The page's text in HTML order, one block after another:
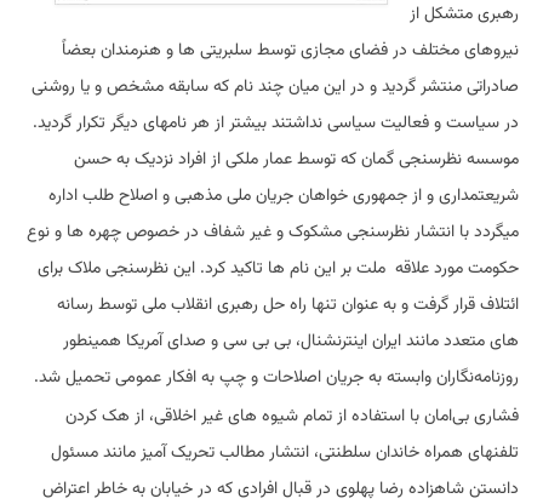
رهبری متشکل از
نیروهای مختلف در فضای مجازی توسط سلبریتی ها و هنرمندان بعضاً
صادراتی منتشر گردید و در این میان چند نام که سابقه مشخص و یا روشنی
در سیاست و فعالیت سیاسی نداشتند بیشتر از هر نامهای دیگر تکرار گردید.
موسسه نظرسنجی گمان که توسط عمار ملکی از افراد نزدیک به حسن
شریعتمداری و از جمهوری خواهان جریان ملی مذهبی و اصلاح طلب اداره
میگردد با انتشار نظرسنجی مشکوک و غیر شفاف در خصوص چهره ها و نوع
حکومت مورد علاقه ملت بر این نام ها تاکید کرد. این نظرسنجی ملاک برای
ائتلاف قرار گرفت و به عنوان تنها راه حل رهبری انقلاب ملی توسط رسانه
های متعدد مانند ایران اینترنشنال، بی بی سی و صدای آمریکا همینطور
روزنامه‌نگاران وابسته به جریان اصلاحات و چپ به افکار عمومی تحمیل شد.
فشاری بی‌امان با استفاده از تمام شیوه های غیر اخلاقی، از هک کردن
تلفنهای همراه خاندان سلطنتی، انتشار مطالب تحریک آمیز مانند مسئول
دانستن شاهزاده رضا پهلوی در قبال افرادی که در خیابان به خاطر اعتراض